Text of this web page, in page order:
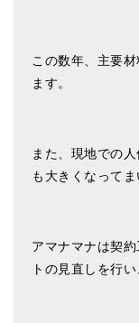
アマナマナのティン
ティンシャケース
お香定期購入（ラ
チベット高僧のオラ
この数年、主要
ます。
また、現地での
も大きくなって
アマナマナは契
トの見直しを行い